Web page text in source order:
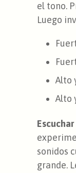
el tono.
Luego
Alto
Alto
sonidos
grande.